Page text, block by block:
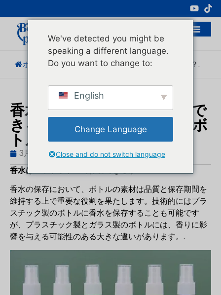
化粧品包装の専門メーカー
ホーム / ブログ / 製品知識 / 香水は保存可能か？.
香水はペットボトルで保存で
きるか？ガラス瓶とペットボ
トルの長所と短所
3月 5, 2026 ブログ,製品知識
ヒューゴ
香水はペットボトルで保管できるか？
香水の保存において、ボトルの素材は品質と保存期間を
維持する上で重要な役割を果たします。技術的にはプラ
スチック製のボトルに香水を保存することも可能です
が、プラスチック製とガラス製のボトルには、香りに影
響を与える可能性のある大きな違いがあります。.
We've detected you might be
speaking a different language.
Do you want to change to:
English
Change Language
Close and do not switch language